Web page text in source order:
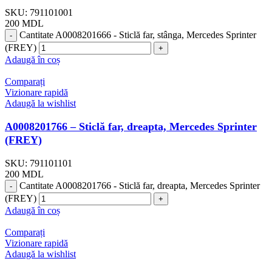
SKU: 791101001
200 MDL
Cantitate A0008201666 - Sticlă far, stânga, Mercedes Sprinter
(FREY)
Adaugă în coș
Comparați
Vizionare rapidă
Adaugă la wishlist
A0008201766 – Sticlă far, dreapta, Mercedes Sprinter
(FREY)
SKU: 791101101
200 MDL
Cantitate A0008201766 - Sticlă far, dreapta, Mercedes Sprinter
(FREY)
Adaugă în coș
Comparați
Vizionare rapidă
Adaugă la wishlist